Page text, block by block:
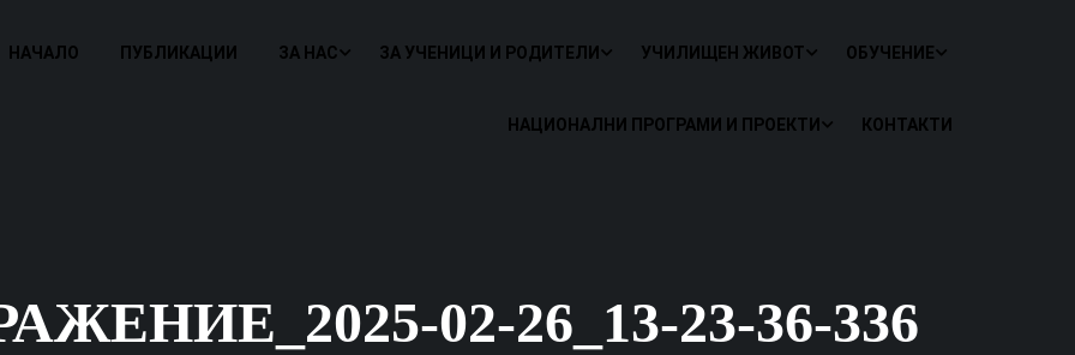
НАЧАЛО ПУБЛИКАЦИИ ЗА НАС ЗА УЧЕНИЦИ И РОДИТЕЛИ УЧИЛИЩЕН ЖИВОТ ОБУЧЕНИЕ
НАЦИОНАЛНИ ПРОГРАМИ И ПРОЕКТИ КОНТАКТИ
02-26_13-23-36-336